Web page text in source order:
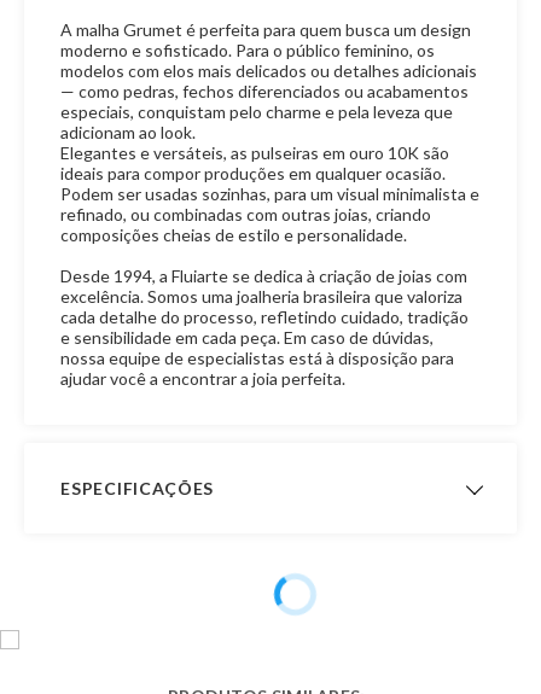
A malha Grumet é perfeita para quem busca um design
moderno e sofisticado. Para o público feminino, os
modelos com elos mais delicados ou detalhes adicionais
— como pedras, fechos diferenciados ou acabamentos
especiais, conquistam pelo charme e pela leveza que
adicionam ao look.
Elegantes e versáteis, as pulseiras em ouro 10K são
ideais para compor produções em qualquer ocasião.
Podem ser usadas sozinhas, para um visual minimalista e
refinado, ou combinadas com outras joias, criando
composições cheias de estilo e personalidade.
Desde 1994, a Fluiarte se dedica à criação de joias com
excelência. Somos uma joalheria brasileira que valoriza
cada detalhe do processo, refletindo cuidado, tradição
e sensibilidade em cada peça. Em caso de dúvidas,
nossa equipe de especialistas está à disposição para
ajudar você a encontrar a joia perfeita.
ESPECIFICAÇÕES
comprimento: 6,8 gramas
- Peso com 15,0 cm de
comprimento: 7,3 gramas